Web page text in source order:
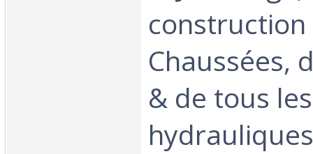
construction
Chaussées,
& de tous